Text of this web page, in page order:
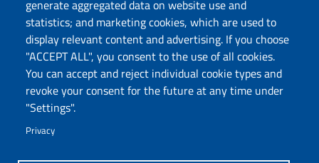
generate aggregated data on website use and
statistics; and marketing cookies, which are used to
display relevant content and advertising. If you choose
"ACCEPT ALL", you consent to the use of all cookies.
You can accept and reject individual cookie types and
revoke your consent for the future at any time under
"Settings".
Privacy
Università degli Studi di Sassari
Piazza Università 21, Sassari
Tel.: 800 882994 (toll-free number)
RECTOR:rettore@uniss.it
PEC:protocollo@pec.uniss.it
URP:urp@uniss.it